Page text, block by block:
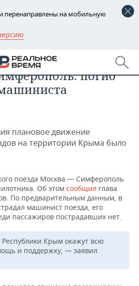
перенаправлены на мобильную
ПФО
тепловоз поезда
погиб
плановое движение
на территории Крыма было
поезда Москва — Симферополь
Об этом сообщил глава
По предварительным данным, в
машинист поезда, его
пассажиров пострадавших нет.
Крым окажут всю
и поддержку, — заявил